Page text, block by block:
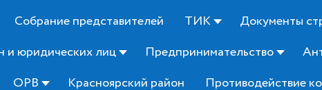
Собрание представителей ТИК
Документы
и юридических лиц
Предпринимательство
ОРВ Красноярский район Противодействие